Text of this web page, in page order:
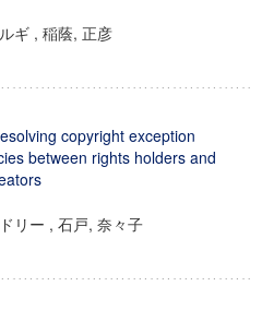
ギ , 稲蔭, 正彦
copyright exception
between rights holders and
リー , 石戸, 奈々子